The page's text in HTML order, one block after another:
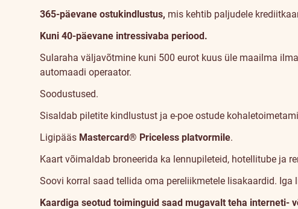
365-päevane ostukindlustus, mis kehtib paljudele
Kuni 40-päevane intressivaba periood.
Sularaha väljavõtmine kuni 500 eurot kuus üle maailma
automaadi operaator.
Soodustused.
Sisaldab piletite kindlustust ja e-poe ostude
Ligipääs Mastercard® Priceless platvormile.
Kaart võimaldab broneerida ka lennupileteid, hotellitube ja
Soovi korral saad tellida oma pereliikmetele lisakaardid.
Kaardiga seotud toiminguid saad mugavalt teha interneti-